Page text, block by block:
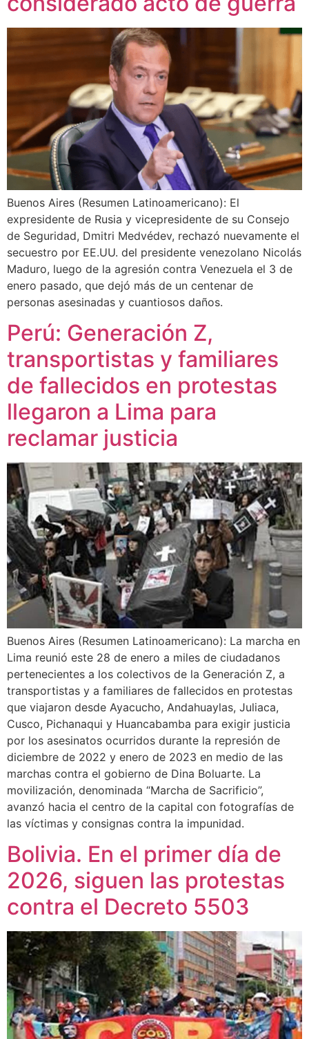
Buenos Aires (Resumen Latinoamericano): El
expresidente de Rusia y vicepresidente de su Consejo
de Seguridad, Dmitri Medvédev, rechazó nuevamente el
secuestro por EE.UU. del presidente venezolano Nicolás
Maduro, luego de la agresión contra Venezuela el 3 de
enero pasado, que dejó más de un centenar de
personas asesinadas y cuantiosos daños.
Perú: Generación Z,
transportistas y familiares
de fallecidos en protestas
llegaron a Lima para
reclamar justicia
Buenos Aires (Resumen Latinoamericano): La marcha en
Lima reunió este 28 de enero a miles de ciudadanos
pertenecientes a los colectivos de la Generación Z, a
transportistas y a familiares de fallecidos en protestas
que viajaron desde Ayacucho, Andahuaylas, Juliaca,
Cusco, Pichanaqui y Huancabamba para exigir justicia
por los asesinatos ocurridos durante la represión de
diciembre de 2022 y enero de 2023 en medio de las
marchas contra el gobierno de Dina Boluarte. La
movilización, denominada “Marcha de Sacrificio”,
avanzó hacia el centro de la capital con fotografías de
las víctimas y consignas contra la impunidad.
Bolivia. En el primer día de
2026, siguen las protestas
contra el Decreto 5503